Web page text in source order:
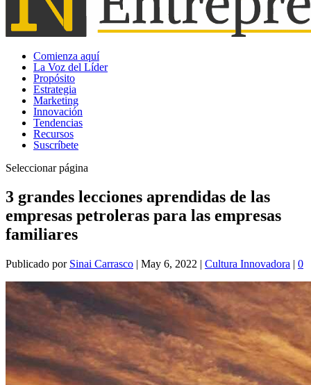
Comienza aquí
La Voz del Líder
Propósito
Estrategia
Marketing
Innovación
Tendencias
Recursos
Suscríbete
Seleccionar página
3 grandes lecciones aprendidas de las
empresas petroleras para las empresas
familiares
Publicado por Sinai Carrasco | May 6, 2022 | Cultura Innovadora | 0